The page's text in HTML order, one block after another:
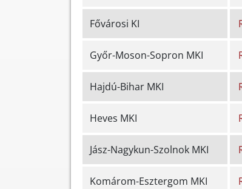
Fővárosi KI
Győr-Moson-Sopron MKI
Hajdú-Bihar MKI
Heves MKI
Jász-Nagykun-Szolnok MKI
Komárom-Esztergom MKI